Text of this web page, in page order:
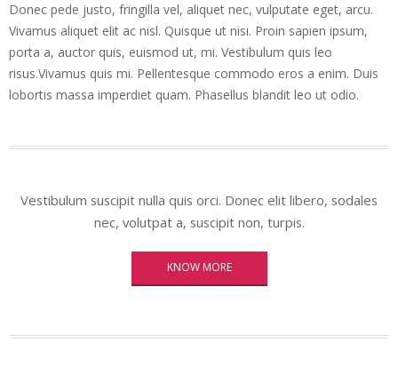
Donec pede justo, fringilla vel, aliquet nec, vulputate eget, arcu.
Vivamus aliquet elit ac nisl. Quisque ut nisi. Proin sapien ipsum,
porta a, auctor quis, euismod ut, mi. Vestibulum quis leo
risus.Vivamus quis mi. Pellentesque commodo eros a enim. Duis
lobortis massa imperdiet quam. Phasellus blandit leo ut odio.
Vestibulum suscipit nulla quis orci. Donec elit libero, sodales
nec, volutpat a, suscipit non, turpis.
KNOW MORE